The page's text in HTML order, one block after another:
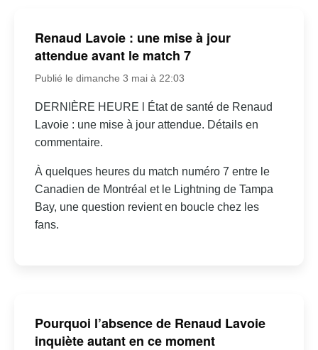
Renaud Lavoie : une mise à jour
attendue avant le match 7
Publié le dimanche 3 mai à 22:03
DERNIÈRE HEURE l État de santé de Renaud
Lavoie : une mise à jour attendue. Détails en
commentaire.
À quelques heures du match numéro 7 entre le
Canadien de Montréal et le Lightning de Tampa
Bay, une question revient en boucle chez les
fans.
Pourquoi l’absence de Renaud Lavoie
inquiète autant en ce moment